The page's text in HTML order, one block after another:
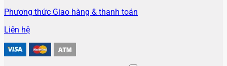
Phương thức Giao hàng & thanh toán
Liên hệ